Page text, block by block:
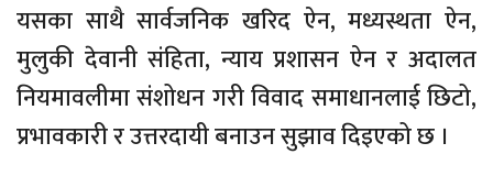
यसका साथै सार्वजनिक खरिद ऐन, मध्यस्थता ऐन,
मुलुकी देवानी संहिता, न्याय प्रशासन ऐन र अदालत
नियमावलीमा संशोधन गरी विवाद समाधानलाई छिटो,
प्रभावकारी र उत्तरदायी बनाउन सुझाव दिइएको छ ।